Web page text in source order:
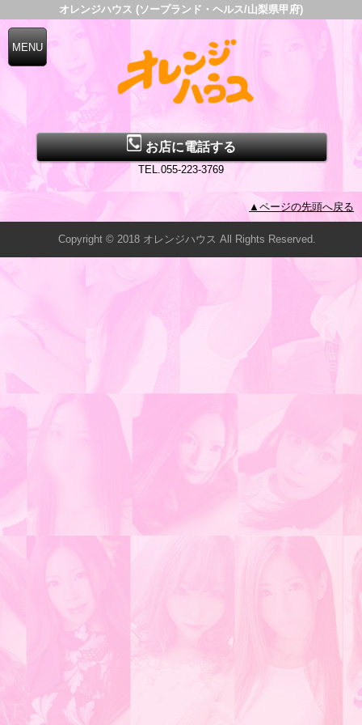
オレンジハウス (ソープランド・ヘルス/山梨県甲府)
お店に電話する
TEL.055-223-3769
▲ページの先頭へ戻る
Copyright © 2018 オレンジハウス All Rights Reserved.